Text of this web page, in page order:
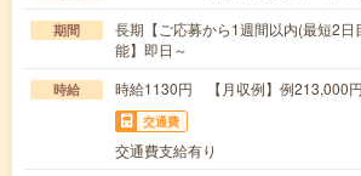
期間
長期【ご応募から1週間以内(最短2
能】即日～
時給 時給1130円 【月収例】例213,000
交通費
交通費支給有り